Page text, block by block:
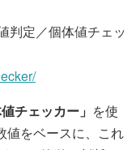
判定／個体値チェッ
値チェッカー」 を使
値をベースに、これ